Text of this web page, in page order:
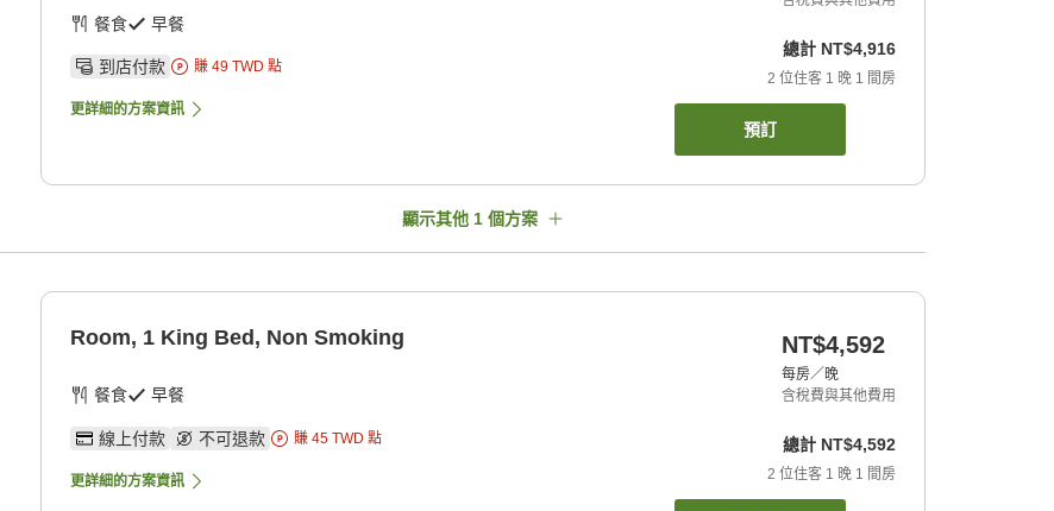
餐食 早餐
到店付款 賺 49 TWD 點
更詳細的方案資訊
總計 NT$4,916
2 位住客 1 晚 1 間房
預訂
顯示其他 1 個方案
Room, 1 King Bed, Non Smoking
餐食 早餐
線上付款 不可退款 賺 45 TWD 點
更詳細的方案資訊
NT$4,592
每房／晚
含稅費與其他費用
總計 NT$4,592
2 位住客 1 晚 1 間房